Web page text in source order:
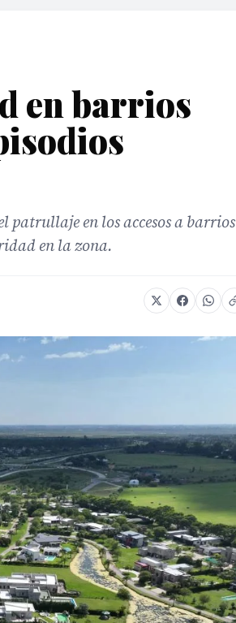
en barrios
en los accesos a barrios
en la zona.